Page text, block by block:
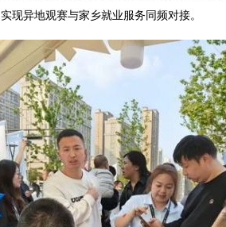
现异地观赛与家乡就业服务同频对接。